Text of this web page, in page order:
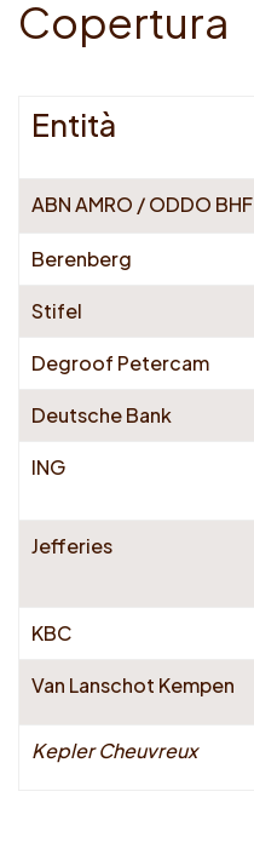
Copertura
Entità
ABN AMRO / ODDO BHF
Berenberg
Stifel
Degroof Petercam
Deutsche Bank
ING
Jefferies
KBC
Van Lanschot Kempen
Kepler Cheuvreux